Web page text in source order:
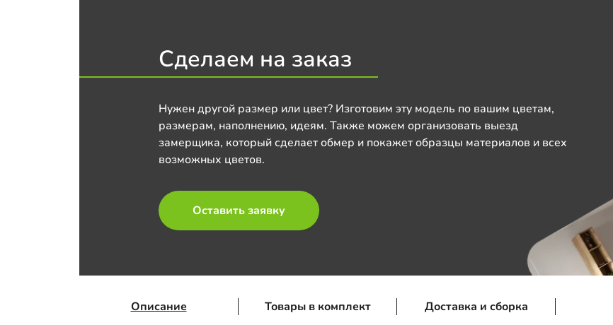
Сделаем на заказ
Нужен другой размер или цвет? Изготовим эту модель по вашим цветам,
размерам, наполнению, идеям. Также можем организовать выезд
замерщика, который сделает обмер и покажет образцы материалов и всех
возможных цветов.
Оставить заявку
Описание Товары в комплект Доставка и сборка